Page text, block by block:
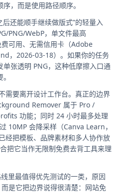
，而是使用路径顺序。
后还能顺手继续做版式”的轻量入
PNG/WebP，单文件最高
可用、无需信用卡（Adobe
，2026-03-18）。如果你的任务
张透明 PNG，这种低摩擦入口通
需要离开设计工作台。真正的边界
Remover 属于 Pro /
功能；同时 24 小时最多处理
10MP 会降采样（Canva Learn，
经把模板、品牌素材和多人协作放
把它当作无限制免费去背工具来理
里最值得优先测试的一类，原因
是它把边界说得很清楚：网站免